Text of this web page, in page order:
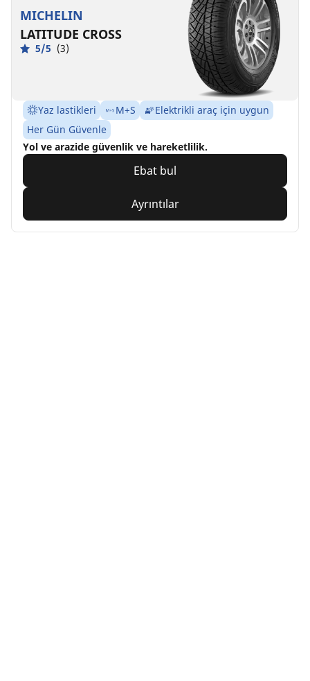
MICHELIN
LATITUDE CROSS
5/5 (3)
Yaz lastikleri M+S
Elektrikli araç için uygun
Her Gün Güvenle
Yol ve arazide güvenlik ve hareketlilik.
Ebat bul
Ayrıntılar